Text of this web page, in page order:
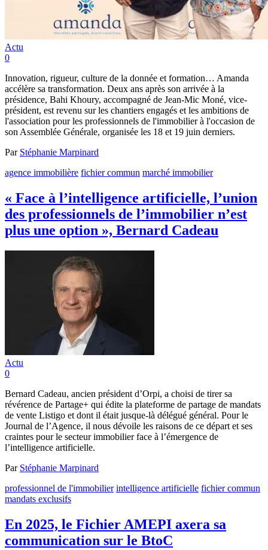
Actu
0
Innovation, rigueur, culture de la donnée et formation… Amanda
accélère sa transformation. Deux ans après son arrivée à la
présidence, Bahi Khoury, accompagné de Jean-Mic Moné, vice-
président, est revenu sur les chantiers engagés et les ambitions de
l'association pour les professionnels de l'immobilier à l'occasion de
son Assemblée Générale, organisée les 18 et 19 juin derniers.
Par Stéphanie Marpinard
agence immobilière fichier commun marché immobilier
« Face à l’intelligence artificielle, l’union
des professionnels de l’immobilier n’est
plus une option », Bernard Cadeau
Actu
0
Bernard Cadeau, ancien président d’Orpi, a choisi de tirer sa
révérence de Partage+ qui édite la plateforme de partage de mandats
de vente Listigo et dont il était jusque-là délégué général. Pour le
Journal de l’Agence, il nous dévoile les raisons de ce départ et ses
craintes pour le secteur immobilier face à l’émergence de
l’intelligence artificielle.
Par Stéphanie Marpinard
professionnel de l'immobilier intelligence artificielle fichier commun
mandats exclusifs
En 2025, le Fichier AMEPI axera sa
communication sur le BtoC